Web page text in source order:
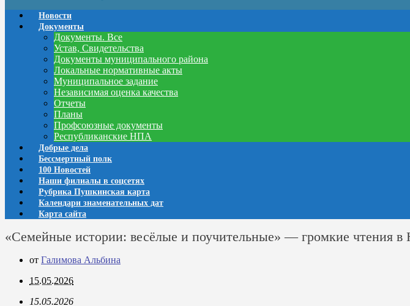
Новости
Документы
Документы. Все
Устав, Свидетельства
Документы муниципального района
Локальные нормативные акты
Муниципальное задание
Независимая оценка качества
Отчеты
Планы
Профсоюзные документы
Республиканские НПА
Добрые дела
Бессмертный полк
100 Новостей
Наши филиалы в соцсетях
Рубрика Пушкинская карта
Календари знаменательных дат
Карта сайта
«Семейные истории: весёлые и поучительные» — громкие чтения в
от Галимова Альбина
15.05.2026
15.05.2026